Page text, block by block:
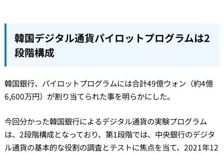
韓国デジタル通貨パイロットプログラムは2
段階構成
韓国銀行、パイロットプログラムには合計49億ウォン（約4億
6,600万円）が割り当てられた事を明らかにした。
今回分かった韓国銀行によるデジタル通貨の実験プログラム
は、2段階構成となっており、第1段階では、中央銀行のデジタ
ル通貨の基本的な役割の調査とテストに焦点を当て、2021年12